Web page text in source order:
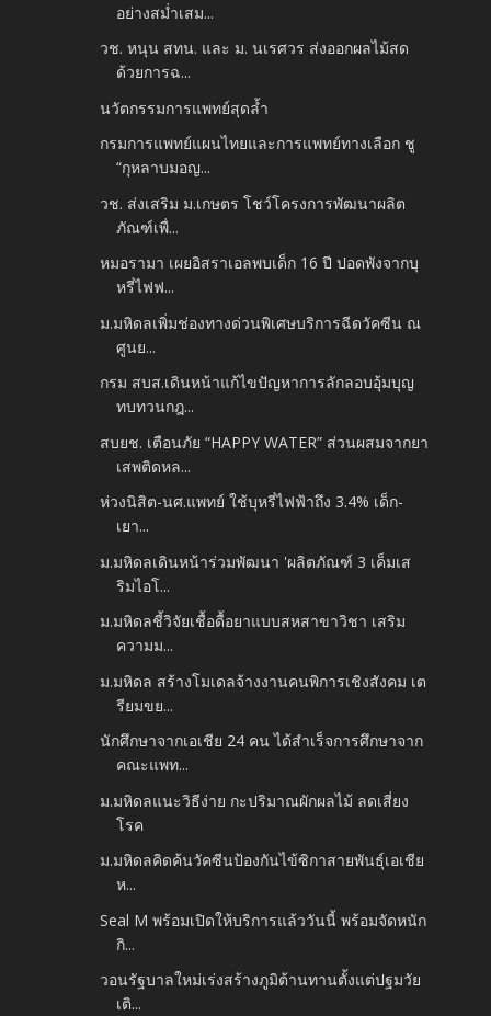
อย่างสม่ำเสม...
วช. หนุน สทน. และ ม. นเรศวร ส่งออกผลไม้สด
ด้วยการฉ...
นวัตกรรมการแพทย์สุดล้ำ
กรมการแพทย์แผนไทยและการแพทย์ทางเลือก ชู
“กุหลาบมอญ...
วช. ส่งเสริม ม.เกษตร โชว์โครงการพัฒนาผลิต
ภัณฑ์เพื่...
หมอรามา เผยอิสราเอลพบเด็ก 16 ปี ปอดพังจากบุ
หรี่ไฟฟ...
ม.มหิดลเพิ่มช่องทางด่วนพิเศษบริการฉีดวัคซีน ณ
ศูนย...
กรม สบส.เดินหน้าแก้ไขปัญหาการลักลอบอุ้มบุญ
ทบทวนกฎ...
สบยช. เตือนภัย “HAPPY WATER” ส่วนผสมจากยา
เสพติดหล...
ห่วงนิสิต-นศ.แพทย์ ใช้บุหรี่ไฟฟ้าถึง 3.4% เด็ก-
เยา...
ม.มหิดลเดินหน้าร่วมพัฒนา 'ผลิตภัณฑ์ 3 เค็มเส
ริมไอโ...
ม.มหิดลชี้วิจัยเชื้อดื้อยาแบบสหสาขาวิชา เสริม
ความม...
ม.มหิดล สร้างโมเดลจ้างงานคนพิการเชิงสังคม เต
รียมขย...
นักศึกษาจากเอเชีย 24 คน ได้สำเร็จการศึกษาจาก
คณะแพท...
ม.มหิดลแนะวิธีง่าย กะปริมาณผักผลไม้ ลดเสี่ยง
โรค
ม.มหิดลคิดค้นวัคซีนป้องกันไข้ซิกาสายพันธุ์เอเชีย
ห...
Seal M พร้อมเปิดให้บริการแล้ววันนี้ พร้อมจัดหนัก
กิ...
วอนรัฐบาลใหม่เร่งสร้างภูมิต้านทานตั้งแต่ปฐมวัย
เติ...